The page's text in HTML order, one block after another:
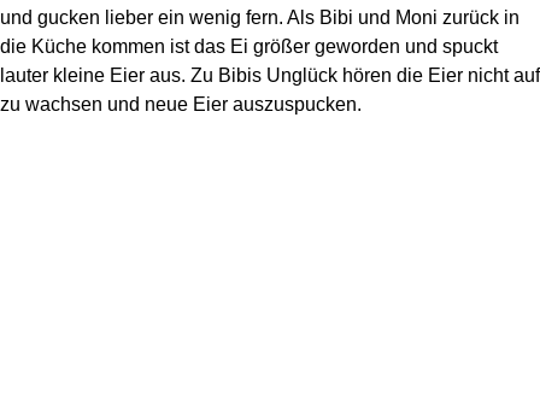
und gucken lieber ein wenig fern. Als Bibi und Moni zurück in
die Küche kommen ist das Ei größer geworden und spuckt
lauter kleine Eier aus. Zu Bibis Unglück hören die Eier nicht auf
zu wachsen und neue Eier auszuspucken.